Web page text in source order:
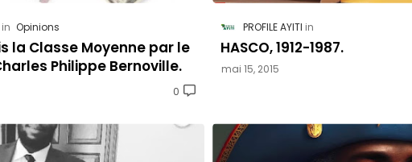
Opinions
la Classe Moyenne par le
Philippe Bernoville.
0
PROFILE AYITI
HASCO, 1912-1987.
mai 15, 2015